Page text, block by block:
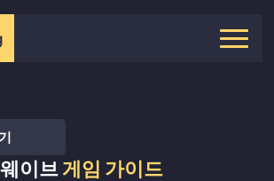
이브게임 가이드